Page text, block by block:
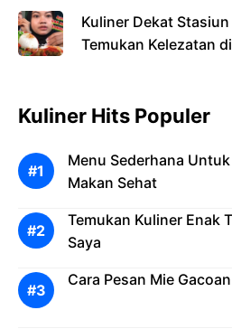
Kuliner Dekat
Temukan Kelezatan
Kuliner Hits Populer
Menu Sederhana
Makan Sehat
Temukan Kuliner Enak
Saya
Cara Pesan Mie